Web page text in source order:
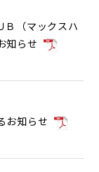
Ｂ（マックスハ
知らせ
お知らせ